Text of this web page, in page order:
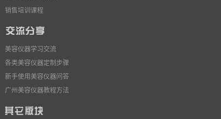
销售培训课程
美容仪器学习交流
各类美容仪器定制步骤
新手使用美容仪器问答
广州美容仪器教程方法